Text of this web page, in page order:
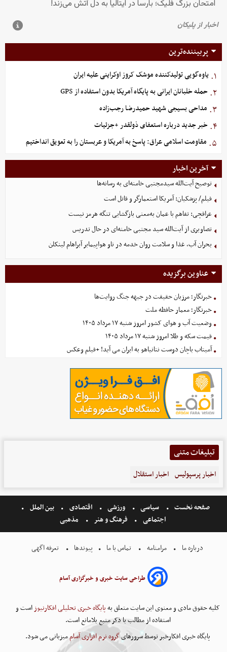
پربیننده‌ترین
۱. یاوه‌گویی تولیدکننده موشک کروز اوکراینی علیه ایران
۲. حمله خلبانان ایرانی به پایگاه آمریکا بدون استفاده از GPS
۳. مداحی بسیجی شهید حمیدرضا رجب‌زاده
۴. خبر جدید درباره استعفای ذولقدر +جزئیات
۵. مقاومت اسلامی عراق: پاسخ به آمریکا و عربستان را به تعویق انداختیم
آخرین اخبار
توصیح آیت‌الله سیدمجتبی خامنه‌ای به رسانه‌ها
فیلم/ پزشکیان: آمریکا استعمارگر و قاتل است
عراقچی: تفاهم با عمان به‌معنی بازگشایی تنگه هرمز نیست
تصاویری از آیت‌الله سید مجتبی خامنه‌ای در حال تدریس
بحران آب، غذا و سلامت روان خدمه در ناو هواپیمابر آبراهام لینکلن
عناوین برگزیده
خبرنگار؛ مرزبان حقیقت در جبهه جنگ روایت‌ها
خبرنگار؛ معمار حافظه ملت
وضعیت آب و هوای کشور امروز شنبه ۱۷ مرداد ۱۴۰۵
قیمت سکه و طلا امروز شنبه ۱۷ مرداد ۱۴۰۵
آمیتاب باچان دوست نتانیاهو به ایران می آید! +فیلم وعکس
تبلیغات متنی
اخبار پرسپولیس اخبار استقلال
صفحه نخست سیاسی ورزشی اقتصادی
بین الملل
اجتماعی
فرهنگ و هنر مذهبی
درباره ما مرامنامه تماس با ما پیوندها تعرفه اگهی
طراحی سایت خبری و خبرگزاری آسام
کلیه حقوق مادی و معنوی این سایت متعلق بهپایگاه خبری تحلیلی افکارنیوزاست و
استفاده از مطالب با ذکر منبع بلامانع است.
پایگاه خبری افکارخبر توسط سرورهایگروه نرم افزاری آساممیزبانی می شود.